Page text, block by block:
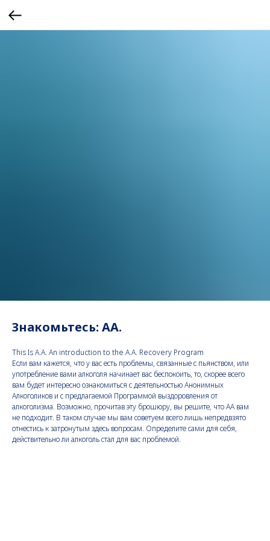
Знакомьтесь: АА.
This Is A.A. An introduction to the A.A. Recovery Program
Если вам кажется, что у вас есть проблемы, связанные с пьянством, или
употребление вами алкоголя начинает вас беспокоить, то, скорее всего
вам будет интересно ознакомиться с деятельностью Анонимных
Алкоголиков и с предлагаемой Программой выздоровления от
алкоголизма. Возможно, прочитав эту брошюру, вы решите, что АА вам
не подходит. В таком случае мы вам советуем всего лишь непредвзято
отнестись к затронутым здесь вопросам. Определите сами для себя,
действительно ли алкоголь стал для вас проблемой.